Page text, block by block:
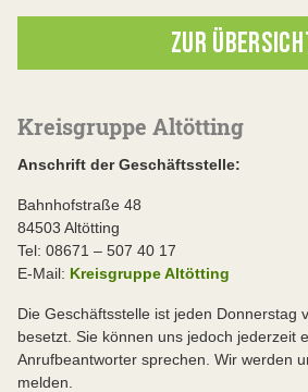
ZUR
Kreisgruppe Altötting
Anschrift der Geschäftsstelle:
Bahnhofstraße 48
84503 Altötting
Tel: 08671 – 507 40 17
E-Mail: Kreisgruppe Altötting
Die Geschäftsstelle ist jeden Donnerstag
besetzt. Sie können uns jedoch jederzeit
Anrufbeantworter sprechen. Wir werden
melden.